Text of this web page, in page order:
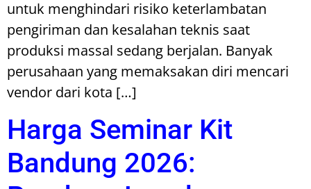
untuk menghindari risiko keterlambatan
pengiriman dan kesalahan teknis saat
produksi massal sedang berjalan. Banyak
perusahaan yang memaksakan diri mencari
vendor dari kota […]
Harga Seminar Kit
Bandung 2026: